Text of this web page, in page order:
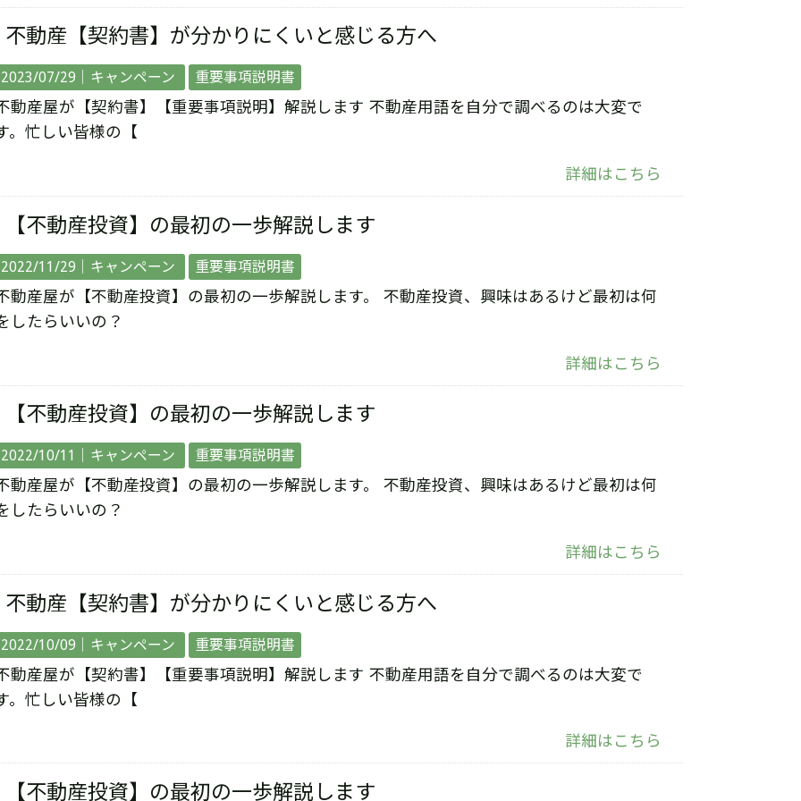
不動産【契約書】が分かりにくいと感じる方へ
2023/07/29｜ キャンペーン 重要事項説明書
動産屋が【契約書】【重要事項説明】解説します 不動産用語を自分で調べるのは大変で
。忙しい皆様の【
詳細はこちら
【不動産投資】の最初の一歩解説します
2022/11/29｜ キャンペーン 重要事項説明書
動産屋が【不動産投資】の最初の一歩解説します。 不動産投資、興味はあるけど最初は何
したらいいの？
詳細はこちら
【不動産投資】の最初の一歩解説します
2022/10/11｜ キャンペーン 重要事項説明書
動産屋が【不動産投資】の最初の一歩解説します。 不動産投資、興味はあるけど最初は何
したらいいの？
詳細はこちら
不動産【契約書】が分かりにくいと感じる方へ
2022/10/09｜ キャンペーン 重要事項説明書
動産屋が【契約書】【重要事項説明】解説します 不動産用語を自分で調べるのは大変で
。忙しい皆様の【
詳細はこちら
【不動産投資】の最初の一歩解説します